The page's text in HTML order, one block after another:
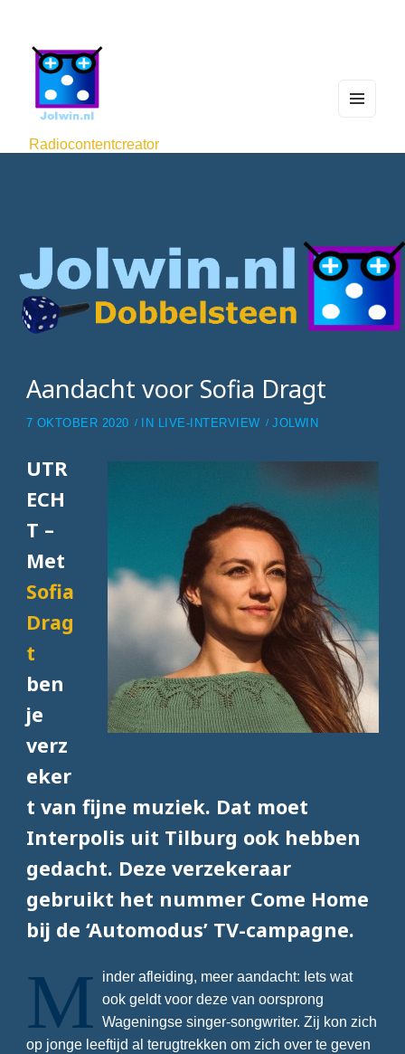
Radiocontentcreator
WIDG
Aandacht voor Sofia Dragt
7 OKTOBER 2020 IN LIVE-INTERVIEW JOLWIN
UTR
ECH
T –
Met
Sofia
Drag
t
ben
je
verz
eker
t van fijne muziek. Dat moet
Interpolis uit Tilburg ook hebben
gedacht. Deze verzekeraar
gebruikt het nummer Come Home
bij de ‘Automodus’ TV-campagne.
M
inder afleiding, meer aandacht: Iets wat
ook geldt voor deze van oorsprong
Wageningse singer-songwriter. Zij kon zich
op jonge leeftijd al terugtrekken om zich over te geven